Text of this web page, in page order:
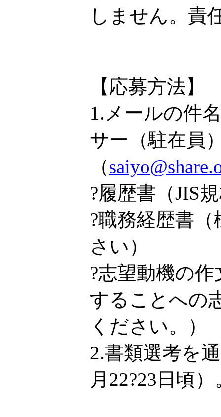
しません。責
【応募方法】
1.メールの件
サー（駐在員
（
?履歴書（JIS
?職務経歴書
さい）
?志望動機の
することへの
ください。）
2.書類選考を
月22?23日頃）